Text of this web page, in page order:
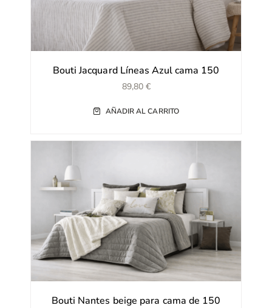
Bouti Jacquard Líneas Azul cama 150
89,80 €
AÑADIR AL CARRITO
Bouti Nantes beige para cama de 150